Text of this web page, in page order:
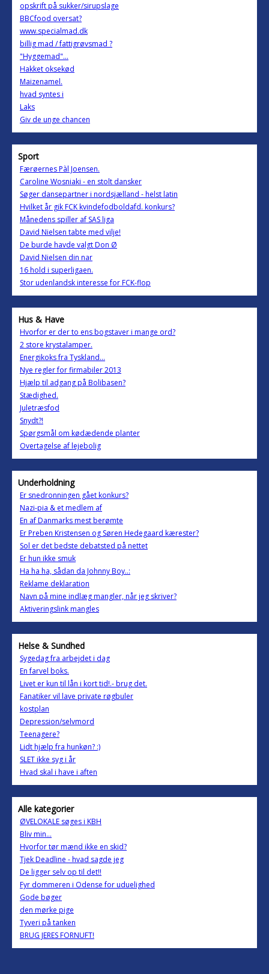
opskrift på sukker/sirupslage
BBCfood oversat?
www.specialmad.dk
billig mad / fattigrøvsmad ?
"Hyggemad"...
Hakket oksekød
Maizenamel.
hvad syntes i
Laks
Giv de unge chancen
Sport
Færøernes Pàl Joensen.
Caroline Wosniaki - en stolt dansker
Søger dansepartner i nordsjælland - helst latin
Hvilket år gik FCK kvindefodboldafd. konkurs?
Månedens spiller af SAS liga
David Nielsen tabte med vilje!
De burde havde valgt Don Ø
David Nielsen din nar
16 hold i superligaen.
Stor udenlandsk interesse for FCK-flop
Hus & Have
Hvorfor er der to ens bogstaver i mange ord?
2 store krystalamper.
Energikoks fra Tyskland...
Nye regler for firmabiler 2013
Hjælp til adgang på Bolibasen?
Stædighed.
Juletræsfod
Snydt?!
Spørgsmål om kødædende planter
Overtagelse af lejebolig
Underholdning
Er snedronningen gået konkurs?
Nazi-pia & et medlem af
En af Danmarks mest berømte
Er Preben Kristensen og Søren Hedegaard kærester?
Sol er det bedste debatsted på nettet
Er hun ikke smuk
Ha ha ha, sådan da Johnny Boy..:
Reklame deklaration
Navn på mine indlæg mangler, når jeg skriver?
Aktiveringslink mangles
Helse & Sundhed
Sygedag fra arbejdet i dag
En farvel boks.
Livet er kun til lån i kort tid!.- brug det.
Fanatiker vil lave private røgbuler
kostplan
Depression/selvmord
Teenagere?
Lidt hjælp fra hunkøn? :)
SLET ikke syg i år
Hvad skal i have i aften
Alle kategorier
ØVELOKALE søges i KBH
Bliv min...
Hvorfor tør mænd ikke en skid?
Tjek Deadline - hvad sagde jeg
De ligger selv op til det!!
Fyr dommeren i Odense for uduelighed
Gode bøger
den mørke pige
Tyveri på tanken
BRUG JERES FORNUFT!